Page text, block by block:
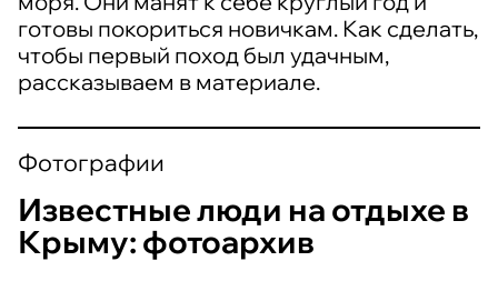
готовы покориться новичкам. Как сделать,
чтобы первый поход был удачным,
рассказываем в материале.
Фотографии
Известные люди на отдыхе в
Крыму: фотоархив